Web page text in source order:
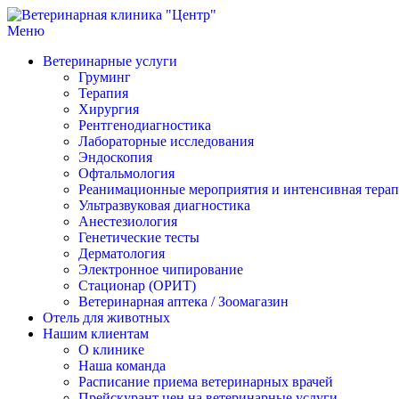
Перейти
к
Меню
Ветеринарные услуги
Груминг
Терапия
Хирургия
Рентгенодиагностика
Лабораторные исследования
Эндоскопия
Офтальмология
Реанимационные мероприятия и интенсивная
Ультразвуковая диагностика
Анестезиология
Генетические тесты
Дерматология
Электронное чипирование
Стационар (ОРИТ)
Ветеринарная аптека / Зоомагазин
Отель для животных
Нашим клиентам
О клинике
Наша команда
Расписание приема ветеринарных врачей